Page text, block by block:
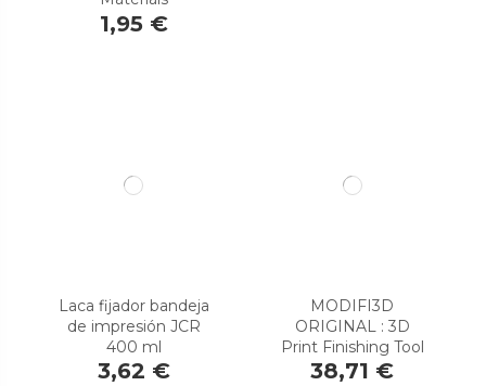
1,95 €
Laca fijador bandeja
de impresión JCR
400 ml
3,62 €
MODIFI3D
ORIGINAL : 3D
Print Finishing Tool
38,71 €